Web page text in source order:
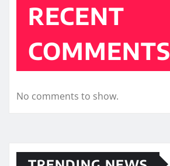
RECENT
COMMENTS
No comments to show.